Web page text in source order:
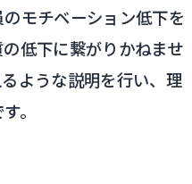
モチベーション低下を
低下に繋がりかねませ
ような説明を行い、理
。